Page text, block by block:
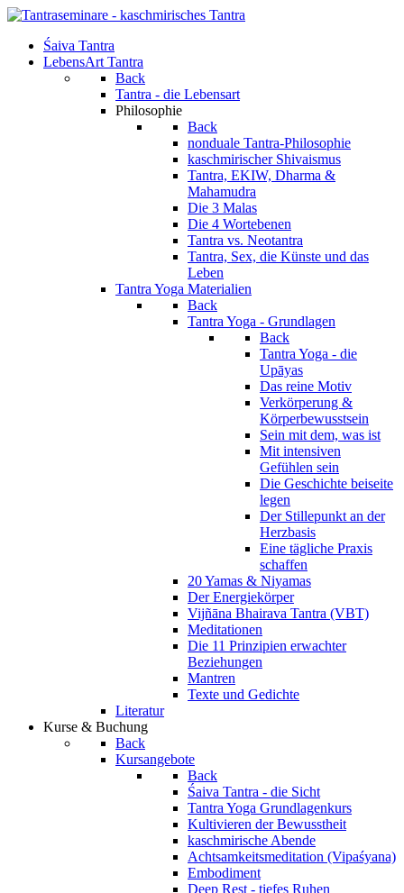
Śaiva Tantra
LebensArt Tantra
Back
Tantra - die Lebensart
Philosophie
Back
nonduale Tantra-Philosophie
kaschmirischer Shivaismus
Tantra, EKIW, Dharma &
Mahamudra
Die 3 Malas
Die 4 Wortebenen
Tantra vs. Neotantra
Tantra, Sex, die Künste und das
Leben
Tantra Yoga Materialien
Back
Tantra Yoga - Grundlagen
Back
Tantra Yoga - die
Upāyas
Das reine Motiv
Verkörperung &
Körperbewusstsein
Sein mit dem, was ist
Mit intensiven
Gefühlen sein
Die Geschichte beiseite
legen
Der Stillepunkt an der
Herzbasis
Eine tägliche Praxis
schaffen
20 Yamas & Niyamas
Der Energiekörper
Vijñāna Bhairava Tantra (VBT)
Meditationen
Die 11 Prinzipien erwachter
Beziehungen
Mantren
Texte und Gedichte
Literatur
Kurse & Buchung
Back
Kursangebote
Back
Śaiva Tantra - die Sicht
Tantra Yoga Grundlagenkurs
Kultivieren der Bewusstheit
kaschmirische Abende
Achtsamkeitsmeditation (Vipaśyana)
Embodiment
Deep Rest - tiefes Ruhen